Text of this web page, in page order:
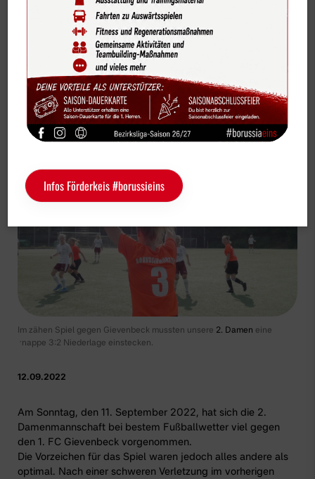
Fußball Seniorenabteilung 2. Damen
Unglückliche Niederlage in Gievenbeck
Im zähen Spiel gegen Gievenbeck mussten unsere 2. Damen eine
knappe 3:2 Niederlage einstecken.
12.09.2022
Am Sonntag, den 11. September 2022, hat sich die 2.
Damenmannschaft bei bestem Fußballwetter viel gegen
den 1. FC Gievenbeck vorgenommen.
Die Vorzeichen für das Spiel waren jedoch alles andere als
optimal. Nach einer schweren Verletzung im vorherigen
Bildergalerien
Vereinskalender
Sportdeutschland-News
Das LSB-Magazin "Wir im Sport"
Sponsoren
Kontakt Service
Schulengel Instagram YouTube
Infos Förderkeis #borussieins